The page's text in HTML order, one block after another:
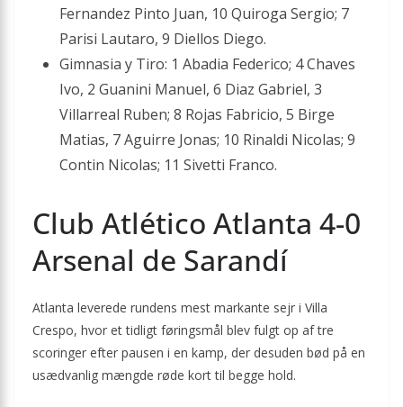
Fernandez Pinto Juan, 10 Quiroga Sergio; 7
Parisi Lautaro, 9 Diellos Diego.
Gimnasia y Tiro: 1 Abadia Federico; 4 Chaves
Ivo, 2 Guanini Manuel, 6 Diaz Gabriel, 3
Villarreal Ruben; 8 Rojas Fabricio, 5 Birge
Matias, 7 Aguirre Jonas; 10 Rinaldi Nicolas; 9
Contin Nicolas; 11 Sivetti Franco.
Club Atlético Atlanta 4-0
Arsenal de Sarandí
Atlanta leverede rundens mest markante sejr i Villa
Crespo, hvor et tidligt føringsmål blev fulgt op af tre
scoringer efter pausen i en kamp, der desuden bød på en
usædvanlig mængde røde kort til begge hold.